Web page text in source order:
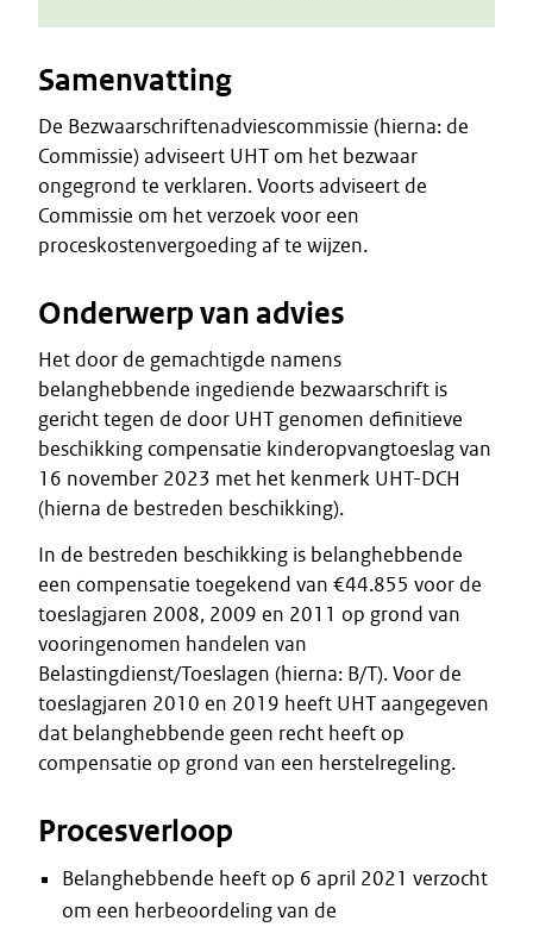
Samenvatting
De Bezwaarschriftenadviescommissie (hierna: de
Commissie) adviseert UHT om het bezwaar
ongegrond te verklaren. Voorts adviseert de
Commissie om het verzoek voor een
proceskostenvergoeding af te wijzen.
Onderwerp van advies
Het door de gemachtigde namens
belanghebbende ingediende bezwaarschrift is
gericht tegen de door UHT genomen definitieve
beschikking compensatie kinderopvangtoeslag van
16 november 2023 met het kenmerk UHT-DCH
(hierna de bestreden beschikking).
In de bestreden beschikking is belanghebbende
een compensatie toegekend van €44.855 voor de
toeslagjaren 2008, 2009 en 2011 op grond van
vooringenomen handelen van
Belastingdienst/Toeslagen (hierna: B/T). Voor de
toeslagjaren 2010 en 2019 heeft UHT aangegeven
dat belanghebbende geen recht heeft op
compensatie op grond van een herstelregeling.
Procesverloop
Belanghebbende heeft op 6 april 2021 verzocht
om een herbeoordeling van de